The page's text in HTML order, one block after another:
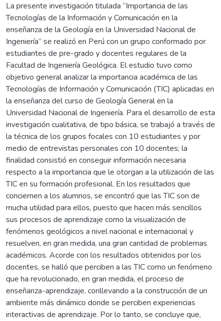
La presente investigación titulada “Importancia de las
Tecnologías de la Información y Comunicación en la
enseñanza de la Geología en la Universidad Nacional de
Ingeniería” se realizó en Perú con un grupo conformado por
estudiantes de pre-grado y docentes regulares de la
Facultad de Ingeniería Geológica. El estudio tuvo como
objetivo general analizar la importancia académica de las
Tecnologías de Información y Comunicación (TIC) aplicadas en
la enseñanza del curso de Geología General en la
Universidad Nacional de Ingeniería. Para el desarrollo de esta
investigación cualitativa, de tipo básica, se trabajó a través de
la técnica de los grupos focales con 10 estudiantes y por
medio de entrevistas personales con 10 docentes; la
finalidad consistió en conseguir información necesaria
respecto a la importancia que le otorgan a la utilización de las
TIC en su formación profesional. En los resultados que
conciernen a los alumnos, se encontró que las TIC son de
mucha utilidad para ellos, puesto que hacen más sencillos
sus procesos de aprendizaje como la visualización de
fenómenos geológicos a nivel nacional e internacional y
resuelven, en gran medida, una gran cantidad de problemas
académicos. Acorde con los resultados obtenidos por los
docentes, se halló que perciben a las TIC como un fenómeno
que ha revolucionado, en gran medida, el proceso de
enseñanza-aprendizaje, conllevando a la construcción de un
ambiente más dinámico donde se perciben experiencias
interactivas de aprendizaje. Por lo tanto, se concluye que,